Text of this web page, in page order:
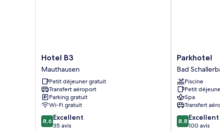
Hotel
B3
Mauthausen
Hotel B3
Mauthausen
Petit déjeuner gratuit
Transfert aéroport
Parking gratuit
Wi-Fi gratuit
8.6
sur
8,6 Excellent
35 avis
Parkhotel
Bad
Schallerbach
Parkhotel
Bad
Piscine
Petit
Spa
Transfert
8.8
sur
8,8 Excellent
100 avis